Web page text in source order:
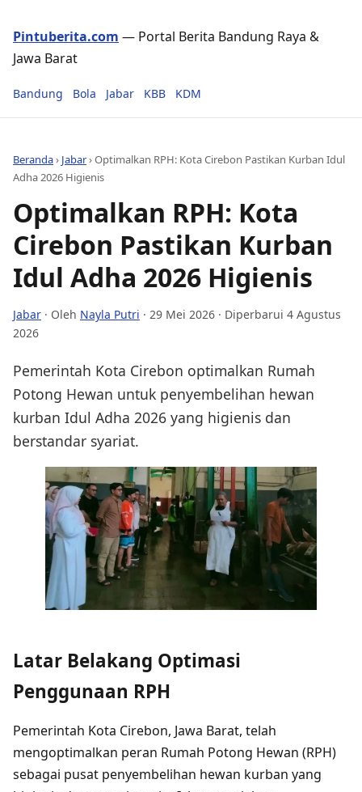
Pintuberita.com — Portal Berita Bandung Raya &
Jawa Barat
Bandung Bola Jabar KBB KDM
Beranda› Jabar›Optimalkan RPH: Kota Cirebon Pastikan Kurban Idul
Adha 2026 Higienis
Optimalkan RPH: Kota
Cirebon Pastikan Kurban
Idul Adha 2026 Higienis
Jabar · Oleh Nayla Putri · 29 Mei 2026 · Diperbarui 4 Agustus
2026
Pemerintah Kota Cirebon optimalkan Rumah
Potong Hewan untuk penyembelihan hewan
kurban Idul Adha 2026 yang higienis dan
berstandar syariat.
Latar Belakang Optimasi
Penggunaan RPH
Pemerintah Kota Cirebon, Jawa Barat, telah
mengoptimalkan peran Rumah Potong Hewan (RPH)
sebagai pusat penyembelihan hewan kurban yang